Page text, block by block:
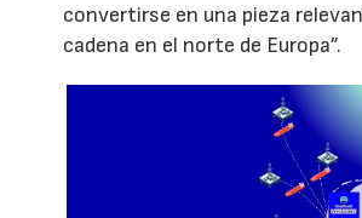
convertirse en una pieza
cadena en el norte de Europa”.